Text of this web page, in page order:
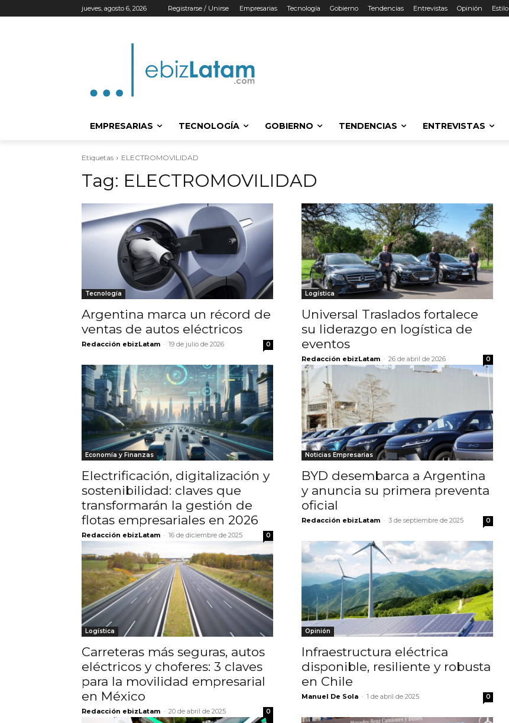
jueves, agosto 6, 2026 Registrarse / Unirse Empresarias Tecnología Gobierno Tendencias Entrevistas Opinión Estilo
EMPRESARIAS TECNOLOGÍA GOBIERNO TENDENCIAS ENTREVISTAS
Etiquetas ELECTROMOVILIDAD
Tag: ELECTROMOVILIDAD
Tecnología
Argentina marca un récord de
ventas de autos eléctricos
Redacción ebizLatam - 19 de julio de 2026 0
Logística
Universal Traslados fortalece
su liderazgo en logística de
eventos
Redacción ebizLatam - 26 de abril de 2026 0
Economía y Finanzas
Electrificación, digitalización y
sostenibilidad: claves que
transformarán la gestión de
flotas empresariales en 2026
Redacción ebizLatam - 16 de diciembre de 2025 0
Noticias Empresarias
BYD desembarca a Argentina
y anuncia su primera preventa
oficial
Redacción ebizLatam - 3 de septiembre de 2025 0
Logística
Carreteras más seguras, autos
eléctricos y choferes: 3 claves
para la movilidad empresarial
en México
Redacción ebizLatam - 20 de abril de 2025 0
Opinión
Infraestructura eléctrica
disponible, resiliente y robusta
en Chile
Manuel De Sola - 1 de abril de 2025 0